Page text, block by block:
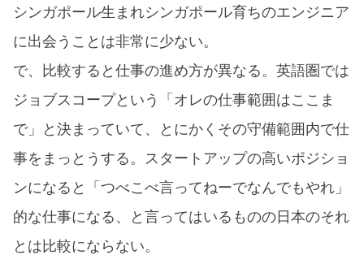
シンガポール生まれシンガポール育ちのエンジニア
に出会うことは非常に少ない。
で、比較すると仕事の進め方が異なる。英語圏では
ジョブスコープという「オレの仕事範囲はここま
で」と決まっていて、とにかくその守備範囲内で仕
事をまっとうする。スタートアップの高いポジショ
ンになると「つべこべ言ってねーでなんでもやれ」
的な仕事になる、と言ってはいるものの日本のそれ
とは比較にならない。